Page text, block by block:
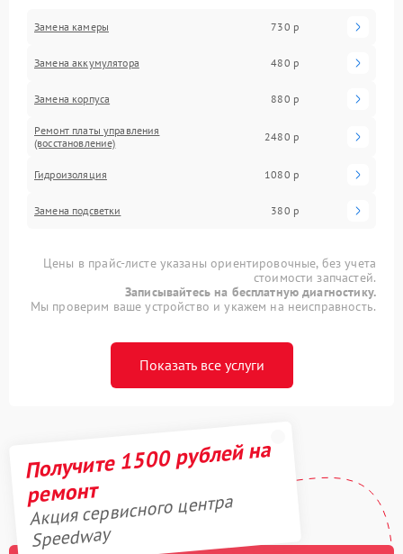
Замена камеры 730 р
Замена аккумулятора 480 р
Замена корпуса 880 р
Ремонт платы управления
(восстановление)
2480 р
Гидроизоляция 1080 р
Замена подсветки 380 р
Цены в прайс-листе указаны ориентировочные, без учета
стоимости запчастей.
Записывайтесь на бесплатную диагностику.
Мы проверим ваше устройство и укажем на неисправность.
Показать все услуги
Получите 1500 рублей на
ремонт
Акция сервисного центра
Speedway